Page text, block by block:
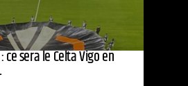
ce sera le Celta Vigo en